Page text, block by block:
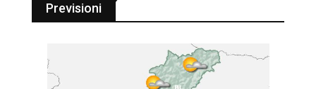
Previsioni